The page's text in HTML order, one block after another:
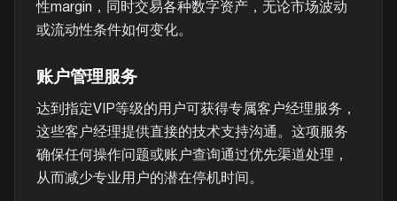
性margin，同时交易各种数字资产，无论市场波动
或流动性条件如何变化。
账户管理服务
达到指定VIP等级的用户可获得专属客户经理服务，
这些客户经理提供直接的技术支持沟通。这项服务
确保任何操作问题或账户查询通过优先渠道处理，
从而减少专业用户的潜在停机时间。